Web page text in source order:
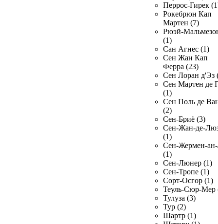
Перрос-Гирек
Рокебрюн Кап
Мартен (7)
Рюэй-
(1)
Сан Агнес (1)
Сен Жан Кап
Ферра (23)
Сен Лоран д'Эз
Сен Мартен де
(1)
Сен Поль де
(2)
Сен-Бриё (3)
Сен-Жан-де-
(1)
Сен-Жермен-
(1)
Сен-Люнер (1)
Сен-Тропе (1)
Сорт-Осгор (1)
Теуль-Сюр-Мер
Тулуза (3)
Тур (2)
Шартр (1)